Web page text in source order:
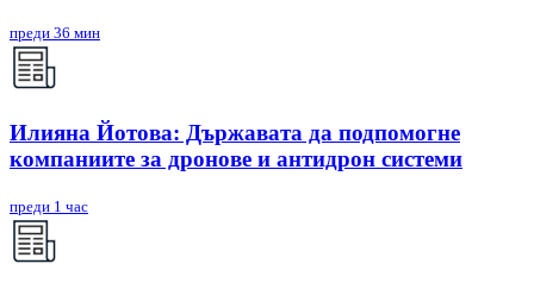
преди 36 мин
Илияна Йотова: Държавата да подпомогне
компаниите за дронове и антидрон системи
преди 1 час